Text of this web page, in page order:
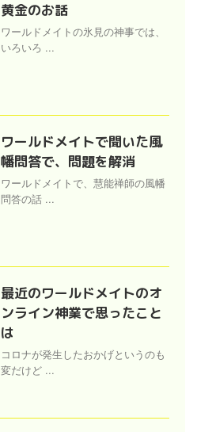
黄金のお話
ワールドメイトの氷見の神事では、
いろいろ ...
ワールドメイトで聞いた風
幡問答で、問題を解消
ワールドメイトで、慧能禅師の風幡
問答の話 ...
最近のワールドメイトのオ
ンライン神業で思ったこと
は
コロナが発生したおかげというのも
変だけど ...